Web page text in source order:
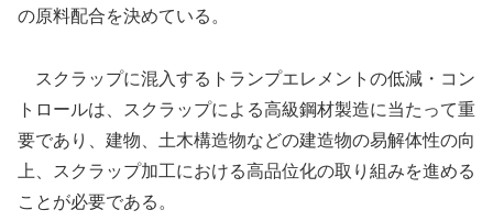
の原料配合を決めている。
スクラップに混入するトランプエレメントの低減・コン
トロールは、スクラップによる高級鋼材製造に当たって重
要であり、建物、土木構造物などの建造物の易解体性の向
上、スクラップ加工における高品位化の取り組みを進める
ことが必要である。